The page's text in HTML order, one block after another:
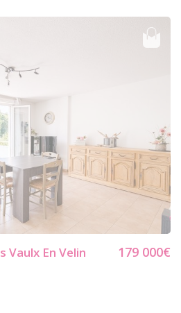
Vaulx En Velin
179 000€